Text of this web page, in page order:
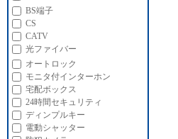
BS端子
CS
CATV
光ファイバー
オートロック
モニタ付インターホン
宅配ボックス
24時間セキュリティ
ディンプルキー
電動シャッター